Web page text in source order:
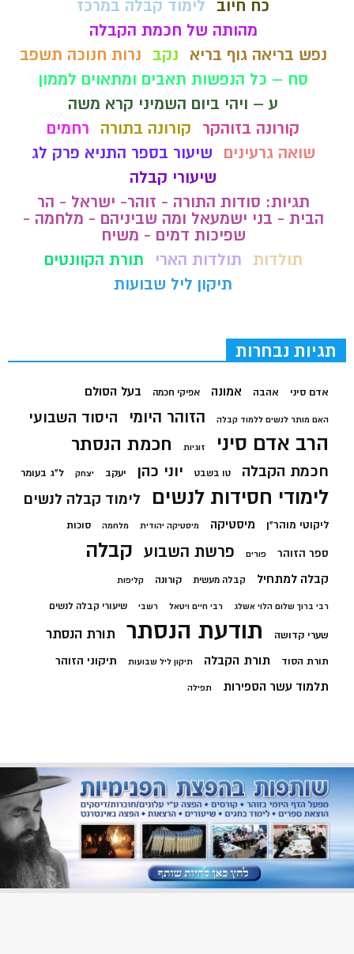
כח חיוב
לימוד קבלה במרכז
מהותה של חכמת הקבלה
נפש בריאה גוף בריא
נקב
נרות חנוכה תשפב
סח – כל הנפשות תאבים ומתאוים לממון
ע – ויהי ביום השמיני קרא משה
קורונה בזוהקר
קורונה בתורה
רחמים
שואה גרעינים
שיעור בספר התניא פרק לג
שיעורי קבלה
תגיות: סודות התורה - זוהר- ישראל - הר
הבית - בני ישמעאל ומה שביניהם - מלחמה -
שפיכות דמים - משיח
תולדות תולדות הארי
תורת הקוונטים
תיקון ליל שבועות
תגיות נבחרות
אדם סיני אהבה אמונה אפיקי חכמה בעל הסולם
האם מותר לנשים ללמוד קבלה הזוהר היומי היסוד השבועי
הרב אדם סיני זוגיות חכמת הנסתר
חכמת הקבלה טו בשבט יוני כהן יעקב יצחק ל"ג בעומר
לימודי חסידות לנשים לימוד קבלה לנשים
ליקוטי מוהר"ן מיסטיקה מיסטיקה יהודית מלחמה סוכות
ספר הזוהר פורים פרשת השבוע קבלה
קבלה למתחיל קבלה מעשית קורונה קליפות
רבי ברוך שלום הלוי אשלג רבי חיים ויטאל רשבי שיעורי קבלה לנשים
שערי קדושה תודעת הנסתר תורת הנסתר
תורת הסוד תורת הקבלה תיקון ליל שבועות תיקוני הזוהר
תלמוד עשר הספירות תפילה